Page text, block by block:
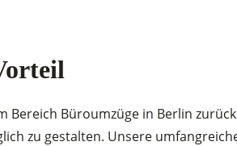
Büroumzüge in Berlin
zu gestalten. Unsere